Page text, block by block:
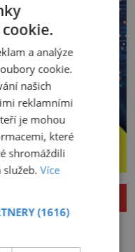
a analýze
cookie.
našich
reklamními
je mohou
které
shromáždili
služeb.Více
(1616)